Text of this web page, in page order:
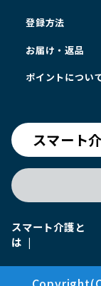
登録方法
お届け・返品
ポイントについ
スマート
スマート介護と
は